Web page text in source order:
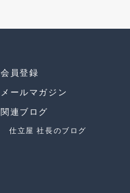
会員登録
メールマガジン
関連ブログ
仕立屋 社長のブログ